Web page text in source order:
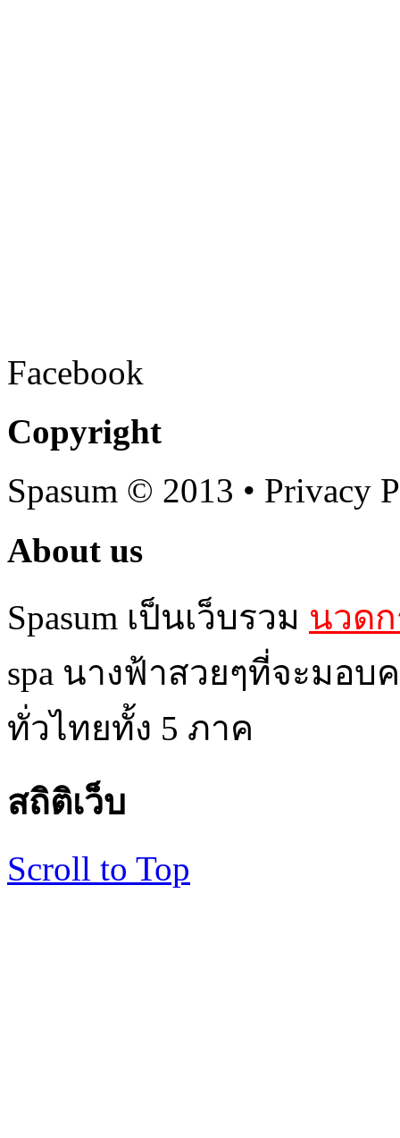
Facebook
Copyright
Spasum © 2013 • Privacy
About us
Spasum เป็นเว็บรวม นวด
spa นางฟ้าสวยๆที่จะมอ
ทั่วไทยทั้ง 5 ภาค
สถิติเว็บ
Scroll to Top